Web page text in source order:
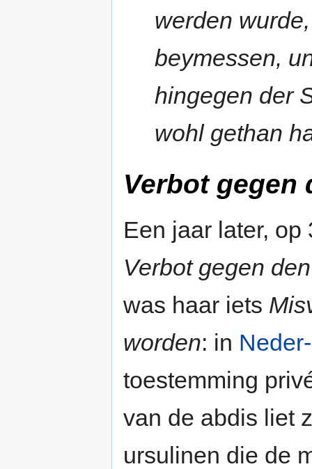
werden
beymessen,
hingegen der
wohl gethan
Verbot
Een jaar later,
Verbot gegen
was haar iets
worden: in
toestemming
van de abdis liet
ursulinen die de